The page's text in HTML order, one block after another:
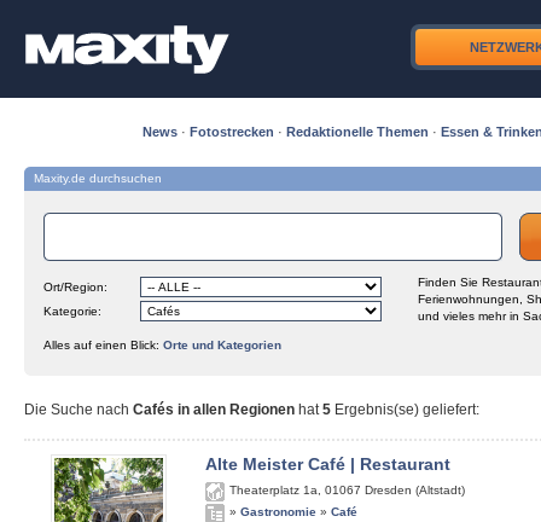
News · Fotostrecken · Redaktionelle Themen · Essen &
Maxity.de durchsuchen
Ort/Region:
Kategorie:
Finden Sie
Ferienwohnungen,
und vieles mehr in
Alles auf einen Blick: Orte und Kategorien
Die Suche nach Cafés in allen Regionen hat5 Ergebnis(se) geliefert:
Alte Meister Café | Restaurant
Theaterplatz 1a 01067 Dresden (Altstadt)
» Gastronomie » Café